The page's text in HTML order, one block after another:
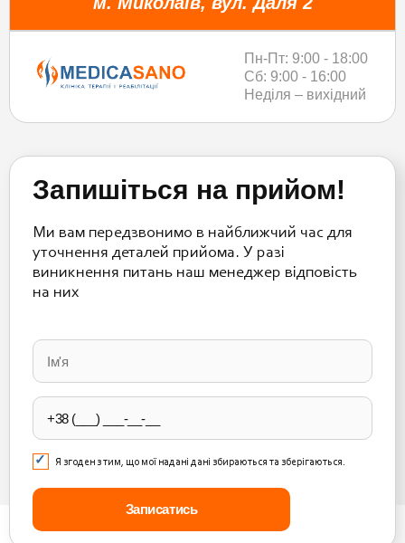
Пн-Пт: 9:00 - 18:00
Сб: 9:00 - 16:00
Неділя – вихідний
Запишіться на прийом!
Ми вам передзвонимо в найближчий час для
уточнення деталей прийома. У разі
виникнення питань наш менеджер відповість
на них
leave
this
field
empty.
Я згоден з тим, що мої надані дані збираються та зберігаються.